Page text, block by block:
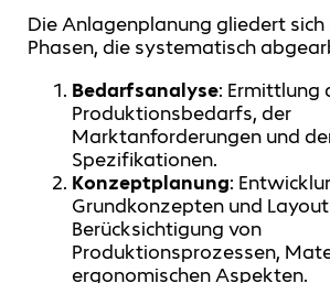
Die Anlagenplanung gliedert sich
Phasen, die systematisch
Bedarfsanalyse: Ermittlung
Produktionsbedarfs, der
Marktanforderungen und
Spezifikationen.
Konzeptplanung:
Grundkonzepten und
Berücksichtigung von
Produktionsprozessen,
ergonomischen Aspekten.